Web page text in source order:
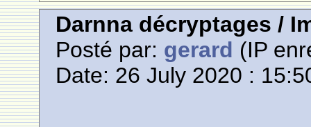
Darnna décryptages /
Posté par: gerard (IP
Date: 26 July 2020 :